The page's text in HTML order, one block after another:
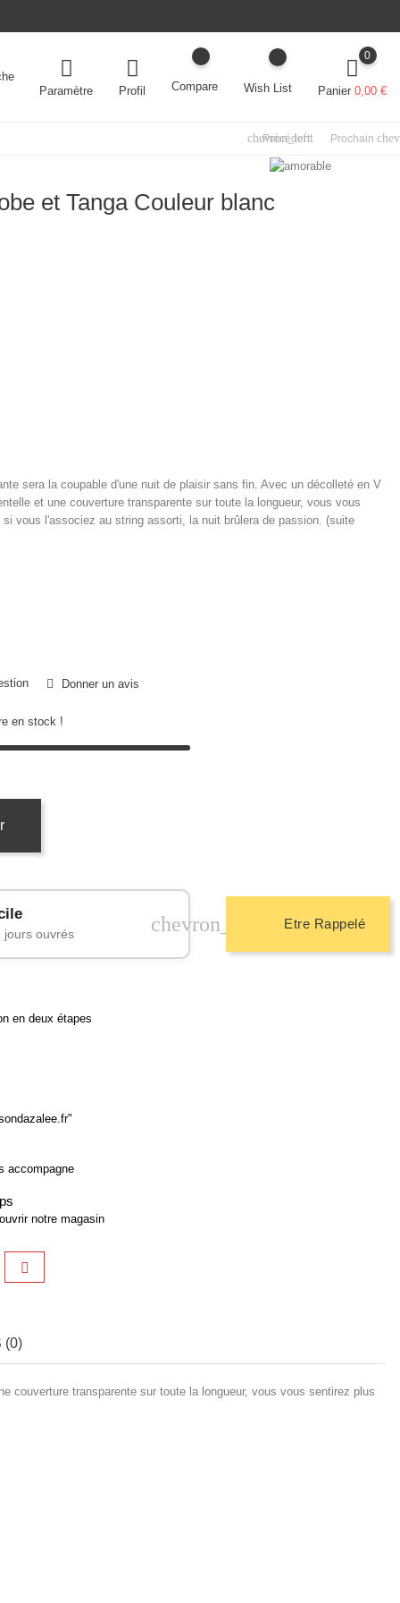
Paramètre
Profil Compare Wish List
0
Panier 0,00 €
chevron_left
Précédent Prochain
et Tanga Couleur blanc
sera la coupable d'une nuit de plaisir sans fin. Avec un décolleté en V
et une couverture transparente sur toute la longueur, vous vous
vous l'associez au string assorti, la nuit brûlera de passion. (suite
Donner un avis
en stock !
jours ouvrés chevron_right Etre Rappelé
en deux étapes
accompagne
notre magasin
(0)
couverture transparente sur toute la longueur, vous vous sentirez plus